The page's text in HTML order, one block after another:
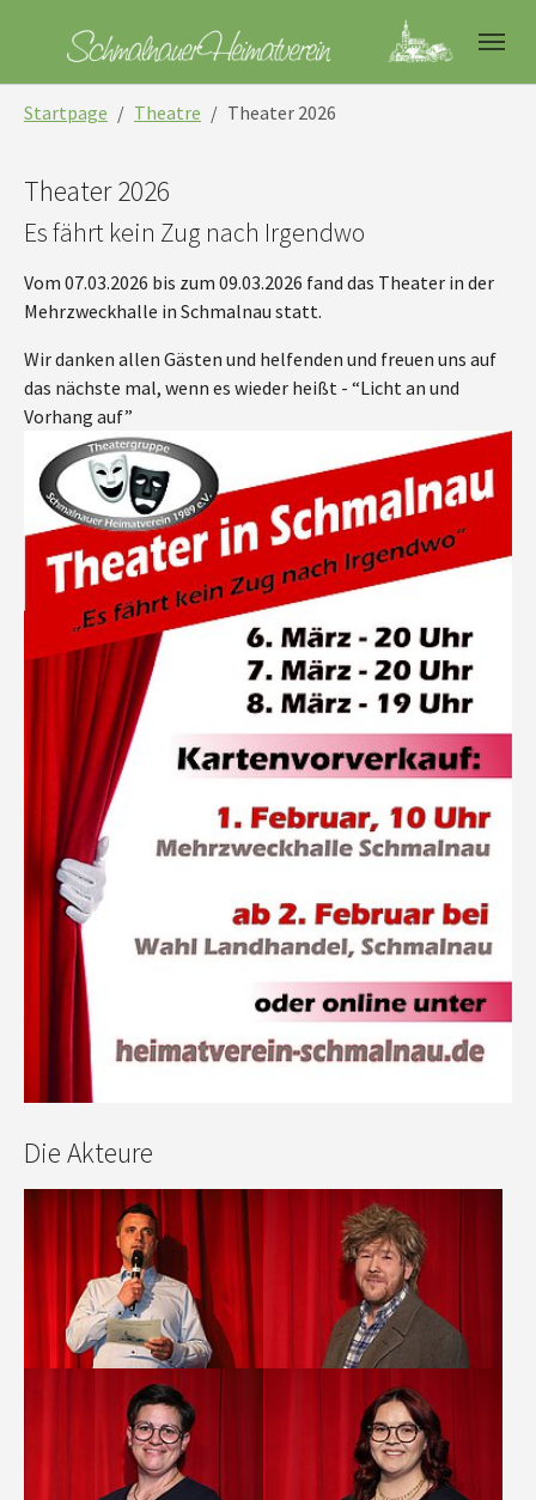
Startpage Theatre Theater 2026
Theater 2026
Es fährt kein Zug nach Irgendwo
Vom 07.03.2026 bis zum 09.03.2026 fand das Theater in der
Mehrzweckhalle in Schmalnau statt.
Wir danken allen Gästen und helfenden und freuen uns auf
das nächste mal, wenn es wieder heißt - “Licht an und
Vorhang auf”
Die Akteure
Show larger version Show larger version
Show larger version Show larger version